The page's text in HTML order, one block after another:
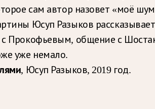
сам автор назовет «моё
Юсуп Разыков
с Прокофьевым, общение с
уже немало.
, Юсуп Разыков, 2019 год.